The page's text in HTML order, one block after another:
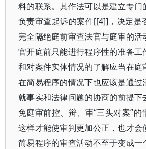
料的联系。其作法可以是建立专门
负责审查起诉的案件[[4]]，决定是
完全隔绝庭前审查法官与庭审的活
官开庭前只能进行程序性的准备工
和对案件实体情况的了解应当在庭
在简易程序的情况下也应该是通过
就事实和法律问题的协商的前提下
免庭审前控、辩、审“三头对案”
这样才能使审判更加公正，也才会
简易程序的审查活动不至于变成一